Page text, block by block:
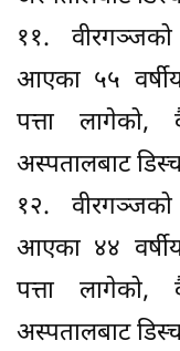
११.
आएका ५५
पत्ता लागेको,
अस्पतालबाट
१२.
आएका ४४
पत्ता लागेको,
अस्पतालबाट